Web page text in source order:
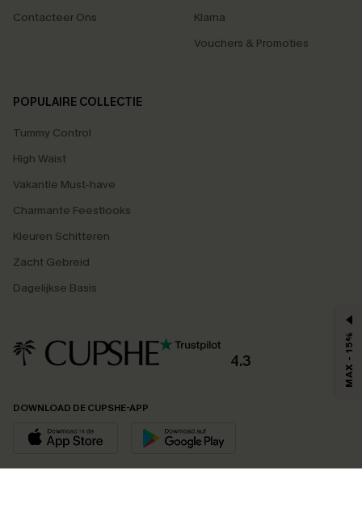
Contacteer Ons
Klarna
Vouchers & Promoties
POPULAIRE COLLECTIE
Tummy Control
High Waist
Vakantie Must-have
Charmante Feestlooks
Kleuren Schitteren
Zacht Gebreid
Dagelijkse Basis
4.3
DOWNLOAD DE CUPSHE-APP
MAX - 15%